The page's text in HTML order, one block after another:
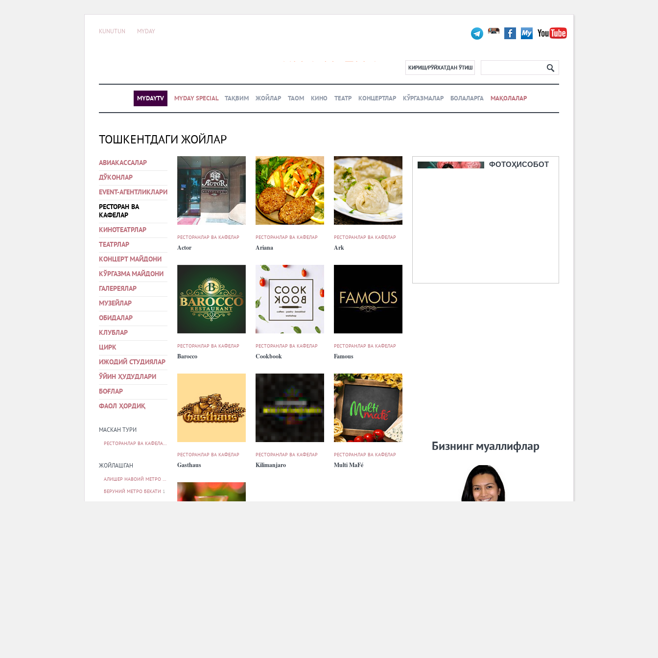
KUNUTUN MYDAY
КИРИШ/РЎЙХАТДАН ЎТИШ
MYDAYTV MYDAY SPECIAL ТАҚВИМ ЖОЙЛАР ТАОМ КИНО ТЕАТР КОНЦЕРТЛАР КЎРГАЗМАЛАР БОЛАЛАРГА МАҚОЛАЛАР
ТОШКЕНТДАГИ ЖОЙЛАР
АВИАКАССАЛАР
ДЎКОНЛАР
EVENT-АГЕНТЛИКЛАРИ
РЕСТОРАН ВА
КАФЕЛАР
КИНОТЕАТРЛАР
ТЕАТРЛАР
КОНЦЕРТ МАЙДОНИ
КЎРГАЗМА МАЙДОНИ
ГАЛЕРЕЯЛАР
МУЗЕЙЛАР
ОБИДАЛАР
КЛУБЛАР
ЦИРК
ИЖОДИЙ СТУДИЯЛАР
ЎЙИН ҲУДУДЛАРИ
БОҒЛАР
ФАОЛ ҲОРДИҚ
МАСКАН ТУРИ
РЕСТОРАНЛАР ВА КАФЕЛАР
ЖОЙЛАШГАН
АЛИШЕР НАВОИЙ МЕТРО БЕКАТИ
БЕРУНИЙ МЕТРО БЕКАТИ 1
РЕСТОРАНЛАР ВА КАФЕЛАР
Actor
РЕСТОРАНЛАР ВА КАФЕЛАР
Ariana
РЕСТОРАНЛАР ВА КАФЕЛАР
Ark
РЕСТОРАНЛАР ВА КАФЕЛАР
Barocco
РЕСТОРАНЛАР ВА КАФЕЛАР
Cookbook
РЕСТОРАНЛАР ВА КАФЕЛАР
Famous
РЕСТОРАНЛАР ВА КАФЕЛАР
Gasthaus
РЕСТОРАНЛАР ВА КАФЕЛАР
Kilimanjaro
РЕСТОРАНЛАР ВА КАФЕЛАР
Multi MaFé
ФОТОҲИСОБОТ
Бизнинг муаллифлар